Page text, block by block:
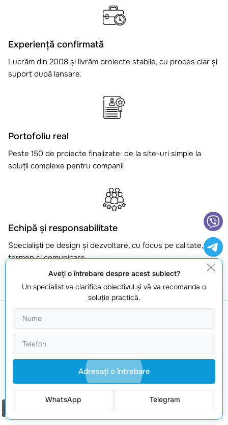
Experiență confirmată
Lucrăm din 2008 și livrăm proiecte stabile, cu proces clar și
suport după lansare.
Portofoliu real
Peste 150 de proiecte finalizate: de la site-uri simple la
soluții complexe pentru companii
Echipă și responsabilitate
Specialiști pe design și dezvoltare, cu focus pe calitate,
termen și comunicare
AWARDS
Trofeul Notorium 2017,
Medalia de Aur Notorium
2018, Medalia de Aur
Notorium 2019
Aveţi o întrebare despre acest subiect?
Un specialist va clarifica obiectivul şi vă va recomanda o
soluţie practică.
Adresaţi o întrebare
WhatsApp Telegram
Comanda un apel